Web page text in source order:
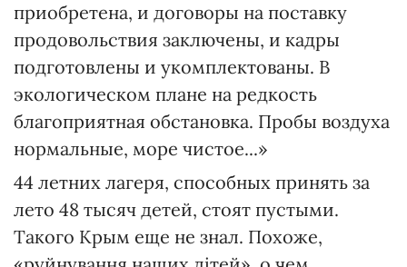
приобретена, и договоры на поставку
продовольствия заключены, и кадры
подготовлены и укомплектованы. В
экологическом плане на редкость
благоприятная обстановка. Пробы воздуха
нормальные, море чистое...»
44 летних лагеря, способных принять за
лето 48 тысяч детей, стоят пустыми.
Такого Крым еще не знал. Похоже,